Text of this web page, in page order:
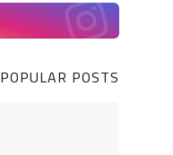
POPULAR POSTS